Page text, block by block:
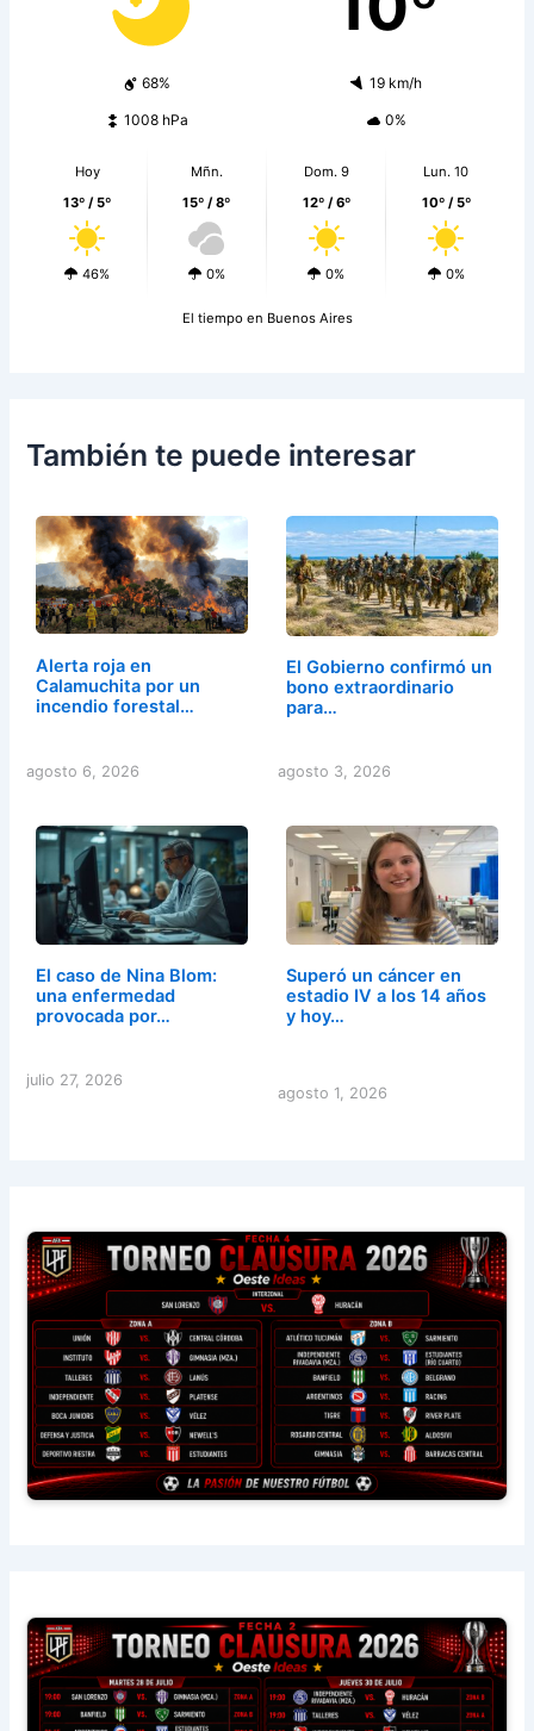
68% 19 km/h
1008 hPa 0%
Hoy
13º / 5º
46%
Mñn.
15º / 8º
0%
Dom. 9
12º / 6º
0%
Lun. 10
10º / 5º
0%
El tiempo en Buenos Aires
También te puede interesar
Alerta roja en
Calamuchita por un
incendio forestal…
agosto 6, 2026
El Gobierno confirmó un
bono extraordinario
para…
agosto 3, 2026
El caso de Nina Blom:
una enfermedad
provocada por…
julio 27, 2026
Superó un cáncer en
estadio IV a los 14 años
y hoy…
agosto 1, 2026